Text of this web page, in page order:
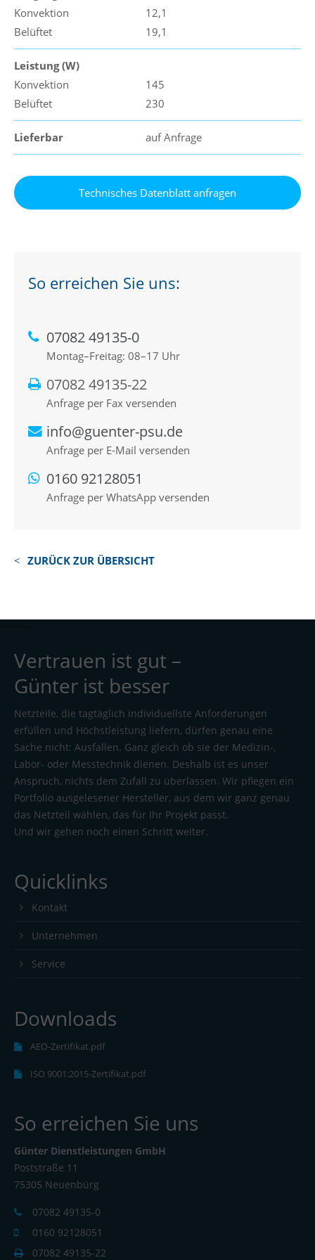
Konvektion
Belüftet
12,1
19,1
Leistung (W)
Konvektion
Belüftet
145
230
Lieferbar auf Anfrage
So erreichen Sie uns:
07082 49135-0
Montag–Freitag: 08–17 Uhr
07082 49135-22
Anfrage per Fax versenden
info@guenter-psu.de
Anfrage per E-Mail versenden
0160 92128051
Anfrage per WhatsApp versenden
ZURÜCK ZUR ÜBERSICHT
Vertrauen ist gut –
Günter ist besser
Netzteile, die tagtäglich individuellste Anforderungen
erfüllen und Höchstleistung liefern, dürfen genau eine
Sache nicht: Ausfallen. Ganz gleich ob sie der Medizin-,
Labor- oder Messtechnik dienen. Deshalb ist es unser
Anspruch, nichts dem Zufall zu überlassen. Wir pflegen ein
Portfolio ausgelesener Hersteller, aus dem wir ganz genau
das Netzteil wählen, das für Ihr Projekt passt.
Und wir gehen noch einen Schritt weiter.
Quicklinks
Kontakt
Unternehmen
Service
Downloads
AEO-Zertifikat.pdf
ISO 9001:2015-Zertifikat.pdf
So erreichen Sie uns
Günter Dienstleistungen GmbH
Poststraße 11
75305 Neuenbürg
07082 49135-0
0160 92128051
07082 49135-22